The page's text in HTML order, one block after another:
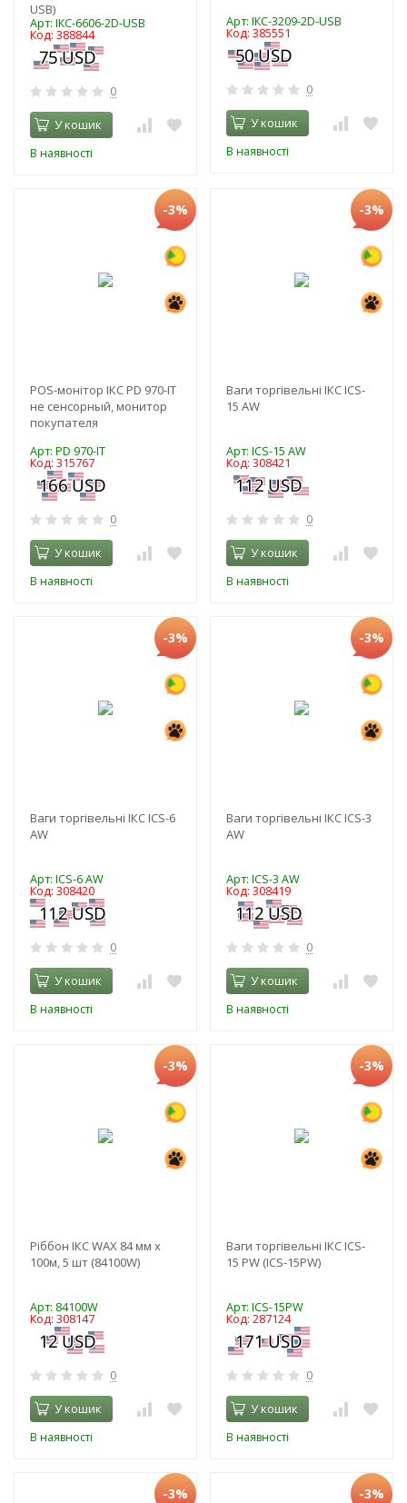
USB)
Арт: ІКС-6606-2D-USB
Код: 388844
0
У кошик
В наявності
Арт: ІКС-3209-2D-USB
Код: 385551
0
У кошик
В наявності
-3%
POS-монітор ІКС PD 970-IT
не сенсорный, монитор
покупателя
Арт: PD 970-IT
Код: 315767
0
У кошик
В наявності
-3%
Ваги торгівельні ІКС ICS-
15 AW
Арт: ICS-15 AW
Код: 308421
0
У кошик
В наявності
-3%
Ваги торгівельні ІКС ICS-6
AW
Арт: ICS-6 AW
Код: 308420
0
У кошик
В наявності
-3%
Ваги торгівельні ІКС ICS-3
AW
Арт: ICS-3 AW
Код: 308419
0
У кошик
В наявності
-3%
Ріббон ІКС WAX 84 мм x
100м, 5 шт (84100W)
Арт: 84100W
Код: 308147
0
У кошик
В наявності
-3%
Ваги торгівельні ІКС ICS-
15 PW (ICS-15PW)
Арт: ICS-15PW
Код: 287124
0
У кошик
В наявності
-3% -3%